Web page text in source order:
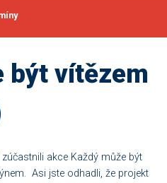
být vítězem
akce Každý může být
Asi jste odhadli, že projekt